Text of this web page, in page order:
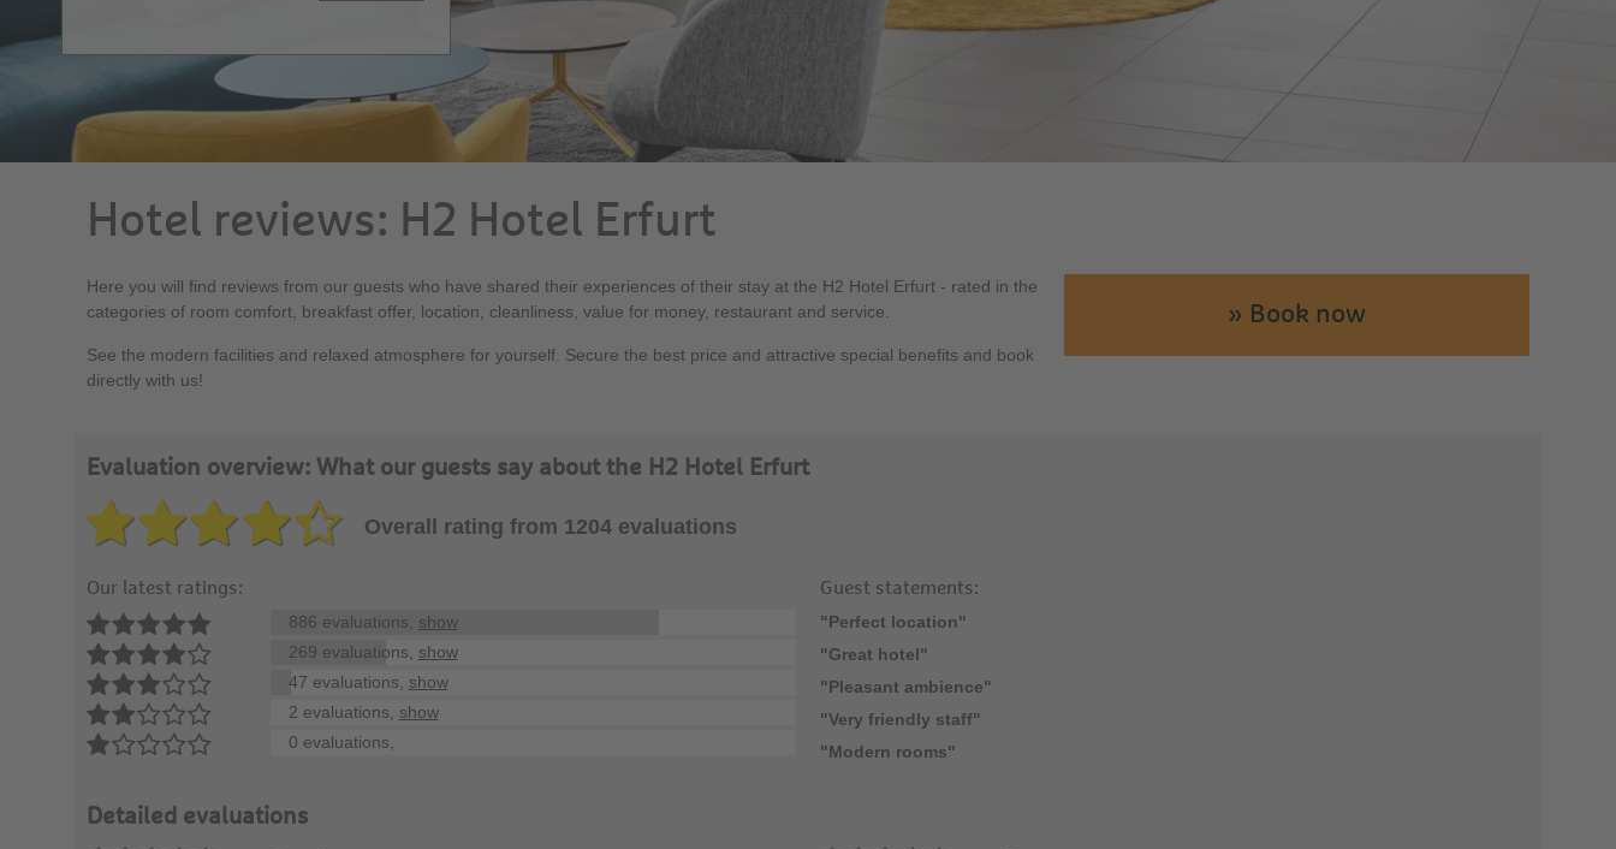
Hotel reviews: H2 Hotel Erfurt
Here you will find reviews from our guests who have shared their experiences of their stay at the H2 Hotel Erfurt - rated in the
categories of room comfort, breakfast offer, location, cleanliness, value for money, restaurant and service.
See the modern facilities and relaxed atmosphere for yourself. Secure the best price and attractive special benefits and book
directly with us!
» Book now
Evaluation overview: What our guests say about the H2 Hotel Erfurt
Overall rating from 1204 evaluations
Our latest ratings:
886 evaluations, show
269 evaluations, show
47 evaluations, show
2 evaluations, show
0 evaluations,
Guest statements:
"Perfect location"
"Great hotel"
"Pleasant ambience"
"Very friendly staff"
"Modern rooms"
Detailed evaluations